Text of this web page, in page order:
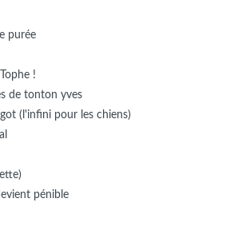
purée
!
de tonton yves
(l'infini pour les chiens)
pénible